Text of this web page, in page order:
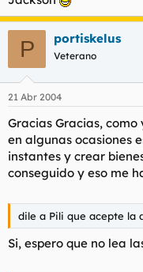
P portiskelus
Veterano
21 Abr 2004
Gracias Gracias,
en algunas ocasiones
instantes y crear
conseguido y eso me
dile a Pili que acepte la
Si, espero que no lea